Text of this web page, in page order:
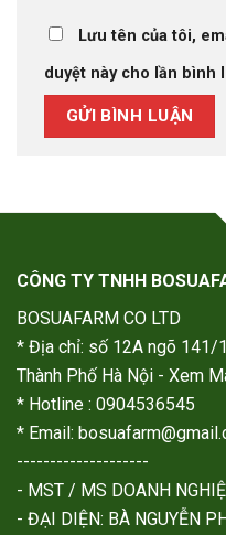
Lưu tên của tôi,
duyệt này cho lần bình
CÔNG TY TNHH
BOSUAFARM CO LTD
* Địa chỉ: số 12A ngõ 141/
Thành Phố Hà Nội - Xem
* Hotline : 0904536545
* Email:
--------------------
- MST / MS DOANH
- ĐẠI DIỆN: BÀ NGUYỄN